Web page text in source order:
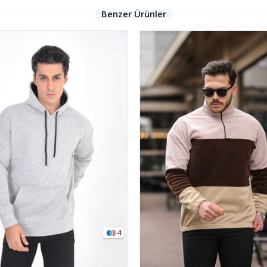
Benzer Ürünler
4